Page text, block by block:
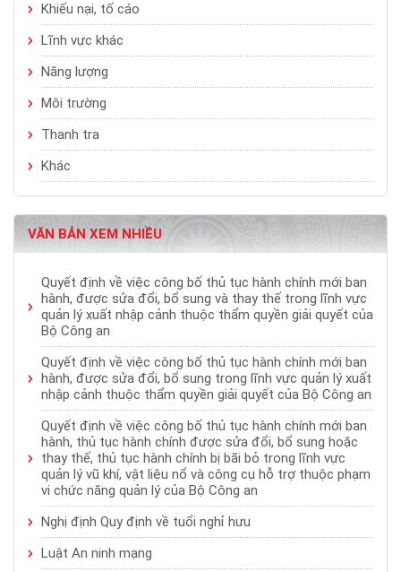
Khiếu nại, tố cáo
Lĩnh vực khác
Năng lượng
Môi trường
Thanh tra
Khác
VĂN BẢN XEM NHIỀU
Quyết định về việc công bố thủ tục hành chính mới ban
hành, được sửa đổi, bổ sung và thay thế trong lĩnh vực
quản lý xuất nhập cảnh thuộc thẩm quyền giải quyết của
Bộ Công an
Quyết định về việc công bố thủ tục hành chính mới ban
hành, được sửa đổi, bổ sung trong lĩnh vực quản lý xuất
nhập cảnh thuộc thẩm quyền giải quyết của Bộ Công an
Quyết định về việc công bố thủ tục hành chính mới ban
hành, thủ tục hành chính được sửa đổi, bổ sung hoặc
thay thế, thủ tục hành chính bị bãi bỏ trong lĩnh vực
quản lý vũ khí, vật liệu nổ và công cụ hỗ trợ thuộc phạm
vi chức năng quản lý của Bộ Công an
Nghị định Quy định về tuổi nghỉ hưu
Luật An ninh mạng